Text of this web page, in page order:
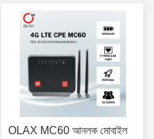
OLAX MC60 আনলক মোবাইল